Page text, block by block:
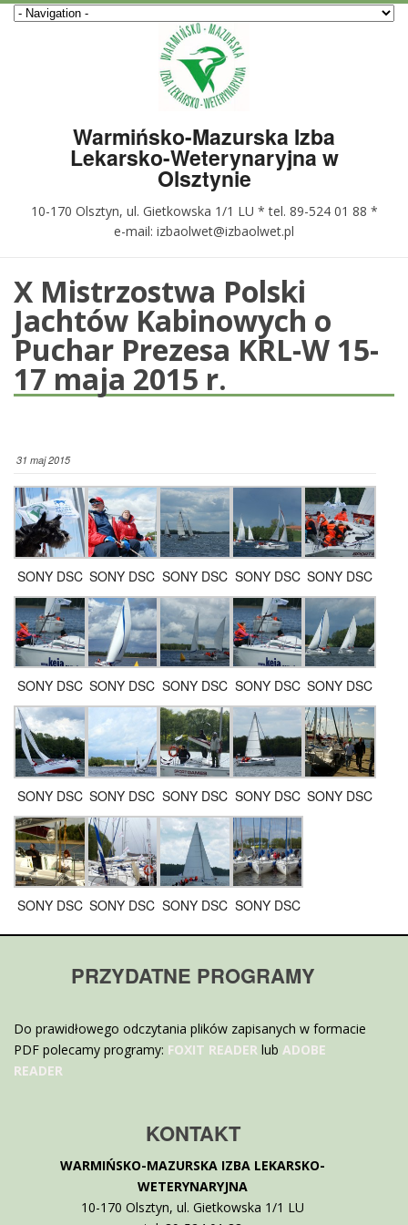
Warmińsko-Mazurska Izba
Lekarsko-Weterynaryjna w
Olsztynie
10-170 Olsztyn, ul. Gietkowska 1/1 LU * tel. 89-524 01 88 *
e-mail: izbaolwet@izbaolwet.pl
X Mistrzostwa Polski
Jachtów Kabinowych o
Puchar Prezesa KRL-W 15-
17 maja 2015 r.
31 maj 2015
SONY DSC SONY DSC SONY DSC SONY DSC SONY DSC
SONY DSC SONY DSC SONY DSC SONY DSC SONY DSC
SONY DSC SONY DSC SONY DSC SONY DSC SONY DSC
SONY DSC SONY DSC SONY DSC SONY DSC
PRZYDATNE PROGRAMY
Do prawidłowego odczytania plików zapisanych w formacie
PDF polecamy programy: FOXIT READER lub ADOBE
READER
KONTAKT
WARMIŃSKO-MAZURSKA IZBA LEKARSKO-
WETERYNARYJNA
10-170 Olsztyn, ul. Gietkowska 1/1 LU